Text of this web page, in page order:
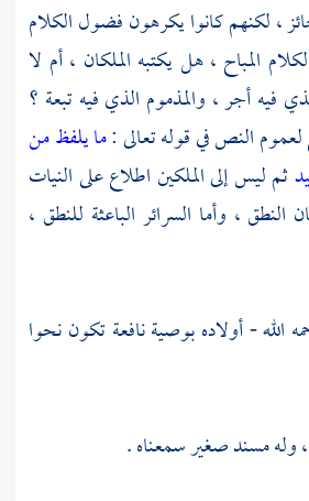
، لكنهم كانوا يكرهون فضول الكلام
المباح ، هل يكتبه الملكان ، أم لا
فيه أجر ، والمذموم الذي فيه تبعة ؟
النص في قوله تعالى :ما يلفظ من
ثم ليس إلى الملكين اطلاع على النيات
، وأما السرائر الباعثة للنطق ،
الله - أولاده بوصية نافعة تكون نحوا
وله مسند صغير سمعناه .